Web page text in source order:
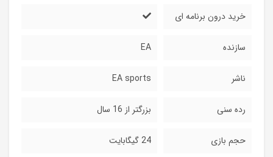
خرید درون برنامه ای
سازنده EA
ناشر EA sports
رده سنی بزرگتر از 16 سال
حجم بازی 24 گیگابایت